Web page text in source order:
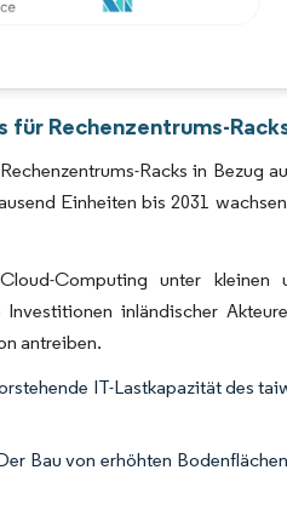
erfordert Namensnennung
für Rechenzentrums-
Racks in Bezug
Einheiten bis 2031
Computing unter kleinen
inländischer
antreiben.
IT-Lastkapazität des
Bau von erhöhten